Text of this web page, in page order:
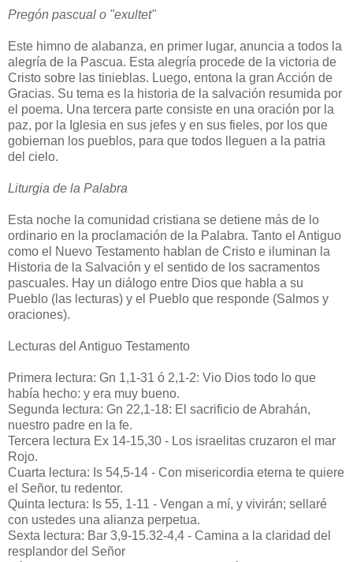
Pregón pascual o "exultet"
Este himno de alabanza, en primer lugar, anuncia a todos la
alegría de la Pascua. Esta alegría procede de la victoria de
Cristo sobre las tinieblas. Luego, entona la gran Acción de
Gracias. Su tema es la historia de la salvación resumida por
el poema. Una tercera parte consiste en una oración por la
paz, por la Iglesia en sus jefes y en sus fieles, por los que
gobiernan los pueblos, para que todos lleguen a la patria
del cielo.
Liturgia de la Palabra
Esta noche la comunidad cristiana se detiene más de lo
ordinario en la proclamación de la Palabra. Tanto el Antiguo
como el Nuevo Testamento hablan de Cristo e iluminan la
Historia de la Salvación y el sentido de los sacramentos
pascuales. Hay un diálogo entre Dios que habla a su
Pueblo (las lecturas) y el Pueblo que responde (Salmos y
oraciones).
Lecturas del Antiguo Testamento
Primera lectura: Gn 1,1-31 ó 2,1-2: Vio Dios todo lo que
había hecho: y era muy bueno.
Segunda lectura: Gn 22,1-18: El sacrificio de Abrahán,
nuestro padre en la fe.
Tercera lectura Ex 14-15,30 - Los israelitas cruzaron el mar
Rojo.
Cuarta lectura: Is 54,5-14 - Con misericordia eterna te quiere
el Señor, tu redentor.
Quinta lectura: Is 55, 1-11 - Vengan a mí, y vivirán; sellaré
con ustedes una alianza perpetua.
Sexta lectura: Bar 3,9-15.32-4,4 - Camina a la claridad del
resplandor del Señor